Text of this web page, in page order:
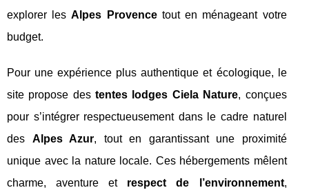
explorer lesAlpes Provencetout en ménageant votre
budget.
Pour une expérience plus authentique et écologique, le
site propose destentes lodges Ciela Nature, conçues
pour s’intégrer respectueusement dans le cadre naturel
des Alpes Azur, tout en garantissant une proximité
unique avec la nature locale. Ces hébergements mêlent
charme, aventure et respect de l’environnement,